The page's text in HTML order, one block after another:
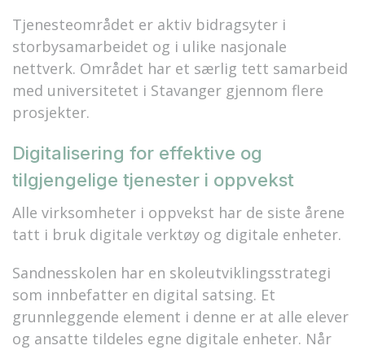
Tjenesteområdet er aktiv bidragsyter i
storbysamarbeidet og i ulike nasjonale
nettverk. Området har et særlig tett samarbeid
med universitetet i Stavanger gjennom flere
prosjekter.
Digitalisering for effektive og
tilgjengelige tjenester i oppvekst
Alle virksomheter i oppvekst har de siste årene
tatt i bruk digitale verktøy og digitale enheter.
Sandnesskolen har en skoleutviklingsstrategi
som innbefatter en digital satsing. Et
grunnleggende element i denne er at alle elever
og ansatte tildeles egne digitale enheter. Når